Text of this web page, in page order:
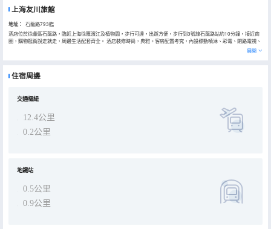
上海友川旅館
地址：
石龍路793臨
酒店位於徐彙區石龍路，臨近上海徐匯濱江及植物園，步行可達，出遊方便，步行到3號線石龍路站約10分鐘，接近商
圈，購物逛街說走就走，周邊生活配套齊全。 酒店裝修時尚，典雅。客房配置考究，內設標動噴淋、彩電、閉路電視、
展開
住宿周邊
交通樞紐
12.4公里
0.2公里
地鐵站
0.5公里
0.9公里